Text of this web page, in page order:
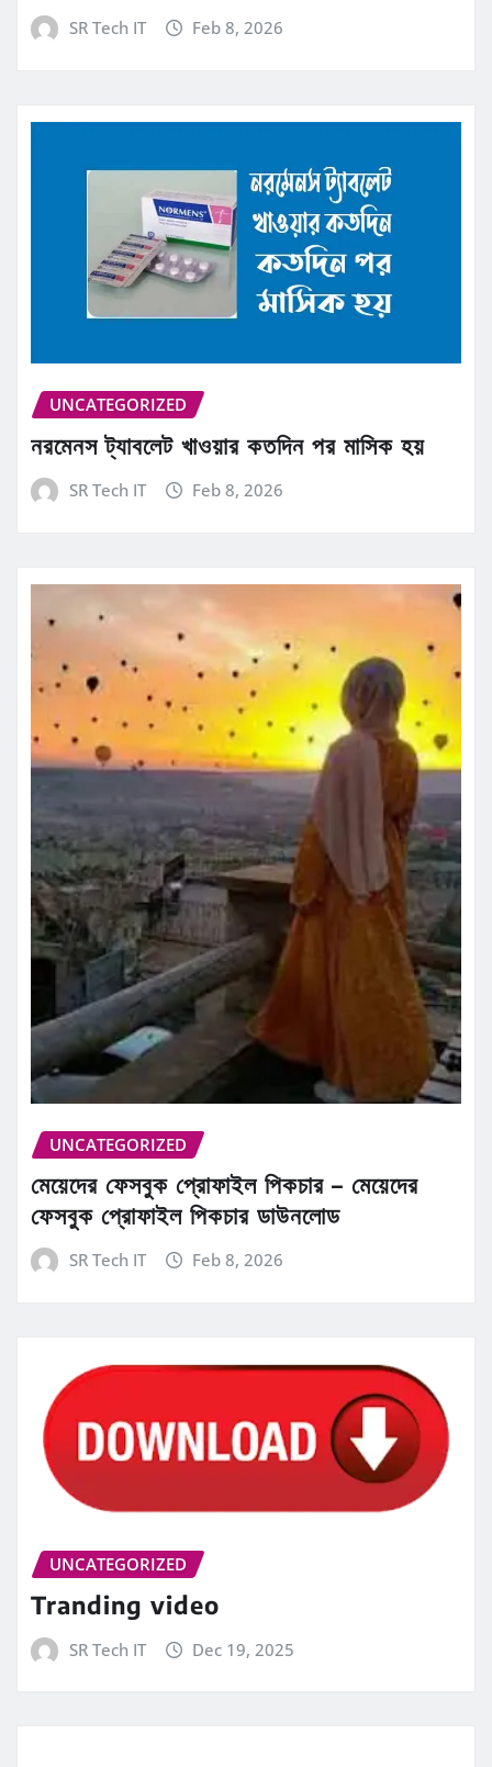
SR Tech IT Feb 8, 2026
UNCATEGORIZED
নরমেনস ট্যাবলেট খাওয়ার কতদিন পর মাসিক হয়
SR Tech IT Feb 8, 2026
UNCATEGORIZED
মেয়েদের ফেসবুক প্রোফাইল পিকচার – মেয়েদের
ফেসবুক প্রোফাইল পিকচার ডাউনলোড
SR Tech IT Feb 8, 2026
UNCATEGORIZED
Tranding video
SR Tech IT Dec 19, 2025